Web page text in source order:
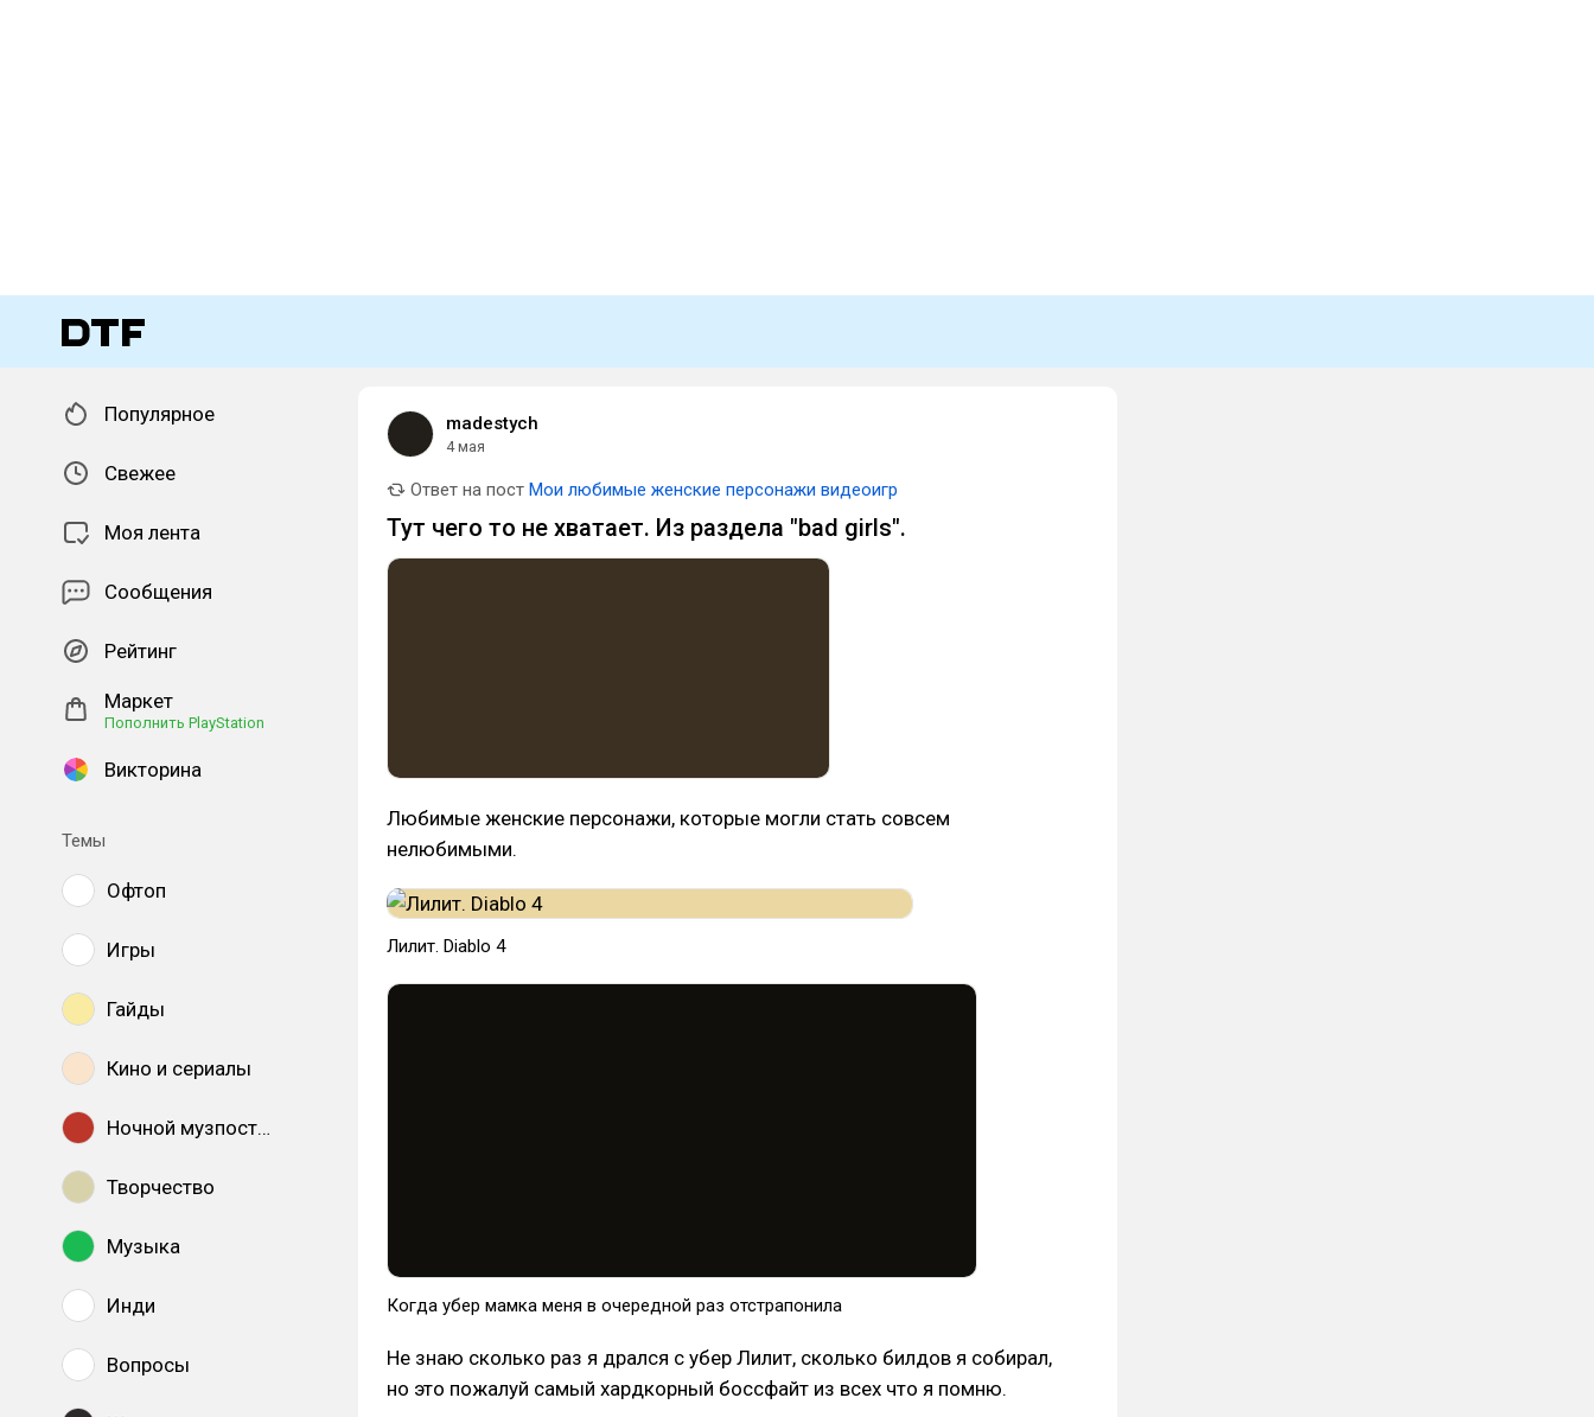
Популярное
Свежее
Моя лента
Сообщения
Рейтинг
Маркет
Пополнить PlayStation
Викторина
Темы
Офтоп
Игры
Гайды
Кино и сериалы
Ночной музпостинг
Творчество
Музыка
Инди
Вопросы
madestych
4 мая
Ответ на пост Мои любимые женские персонажи видеоигр
Тут чего то не хватает. Из раздела "bad girls".
Любимые женские персонажи, которые могли стать совсем
нелюбимыми.
Лилит. Diablo 4
Когда убер мамка меня в очередной раз отстрапонила
Не знаю сколько раз я дрался с убер Лилит, сколько билдов я собирал,
но это пожалуй самый хардкорный боссфайт из всех что я помню.